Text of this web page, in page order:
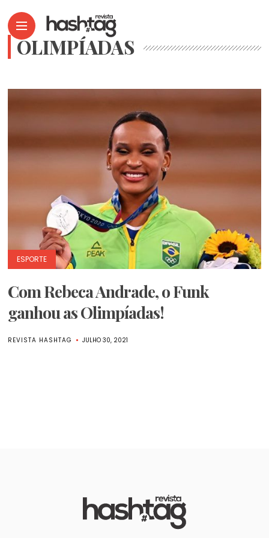
OLIMPÍADAS
ESPORTE
Com Rebeca Andrade, o Funk
ganhou as Olimpíadas!
REVISTA HASHTAG JULHO 30, 2021